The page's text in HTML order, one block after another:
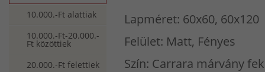
10.000.-Ft alattiak
10.000.-Ft-20.000.-
Ft közöttiek
20.000.-Ft felettiek
Lapméret: 60x60, 60x120
Felület: Matt, Fényes
Szín: Carrara márvány